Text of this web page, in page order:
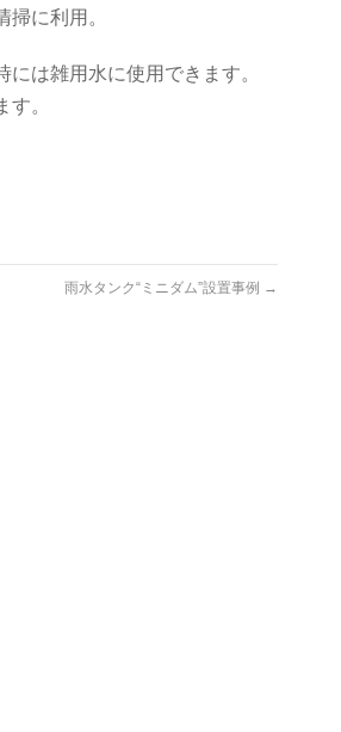
に利用。
は雑用水に使用できます。
。
雨水タンク“ミニダム”設置事例 →